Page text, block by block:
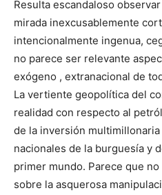
Resulta escandaloso
mirada inexcusablemente
intencionalmente ingenua,
no parece ser relevante
exógeno , extranacional de
La vertiente geopolítica del
realidad con respecto al
de la inversión
nacionales de la burguesía y
primer mundo. Parece que
sobre la asquerosa